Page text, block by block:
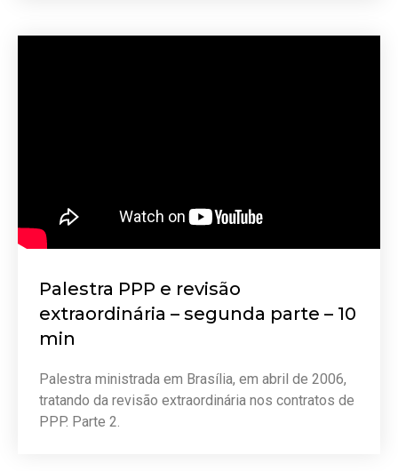
Palestra PPP e revisão
extraordinária – segunda parte – 10
min
Palestra ministrada em Brasília, em abril de 2006,
tratando da revisão extraordinária nos contratos de
PPP. Parte 2.